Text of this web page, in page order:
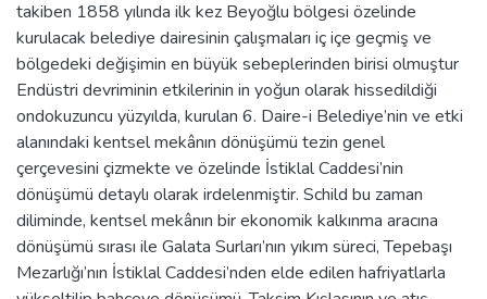
takiben 1858 yılında ilk kez Beyoğlu bölgesi özelinde
kurulacak belediye dairesinin çalışmaları iç içe geçmiş ve
bölgedeki değişimin en büyük sebeplerinden birisi olmuştur
Endüstri devriminin etkilerinin in yoğun olarak hissedildiği
ondokuzuncu yüzyılda, kurulan 6. Daire-i Belediye’nin ve etki
alanındaki kentsel mekânın dönüşümü tezin genel
çerçevesini çizmekte ve özelinde İstiklal Caddesi’nin
dönüşümü detaylı olarak irdelenmiştir. Schild bu zaman
diliminde, kentsel mekânın bir ekonomik kalkınma aracına
dönüşümü sırası ile Galata Surları’nın yıkım süreci, Tepebaşı
Mezarlığı’nın İstiklal Caddesi’nden elde edilen hafriyatlarla